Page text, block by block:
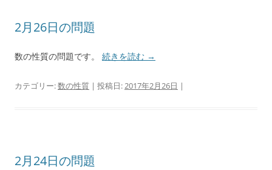
2月26日の問題
数の性質の問題です。 続きを読む →
カテゴリー:数の性質 | 投稿日:2017年2月26日 |
2月24日の問題